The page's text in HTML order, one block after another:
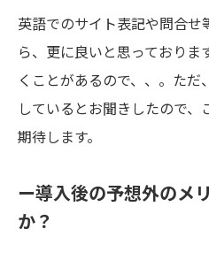
英語でのサイト表記や問合
ら、更に良いと思っておりま
くことがあるので、、。た
しているとお聞きしたので
期待します。
ー導入後の予想外のメ
か？